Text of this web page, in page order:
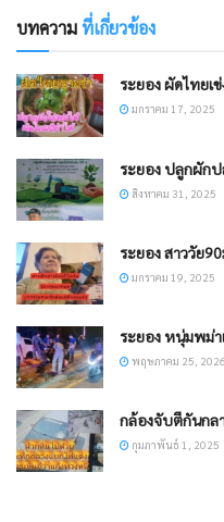
บทความที่เกี่ยวข้อง
ระยอง ผัดไทยเ
มกราคม 17, 2025
ระยอง ปลูกผัก
สิงหาคม 31, 2025
ระยอง สาววัย
มกราคม 19, 2025
ระยอง หนุ่มพม่า
พฤษภาคม 25, 2026
กล้องจับตีกันกล
กุมภาพันธ์ 1, 2025